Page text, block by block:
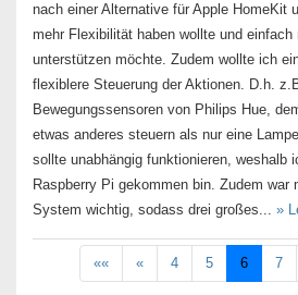
nach einer Alternative für Apple HomeKit
mehr Flexibilität haben wollte und einfach
unterstützen möchte. Zudem wollte ich
flexiblere Steuerung der Aktionen. D.h.
Bewegungssensoren von Philips Hue,
etwas anderes steuern als nur eine
sollte unabhängig funktionieren, weshalb
Raspberry Pi gekommen bin. Zudem war
System wichtig, sodass drei großes... »
«« « 4 5 6 7